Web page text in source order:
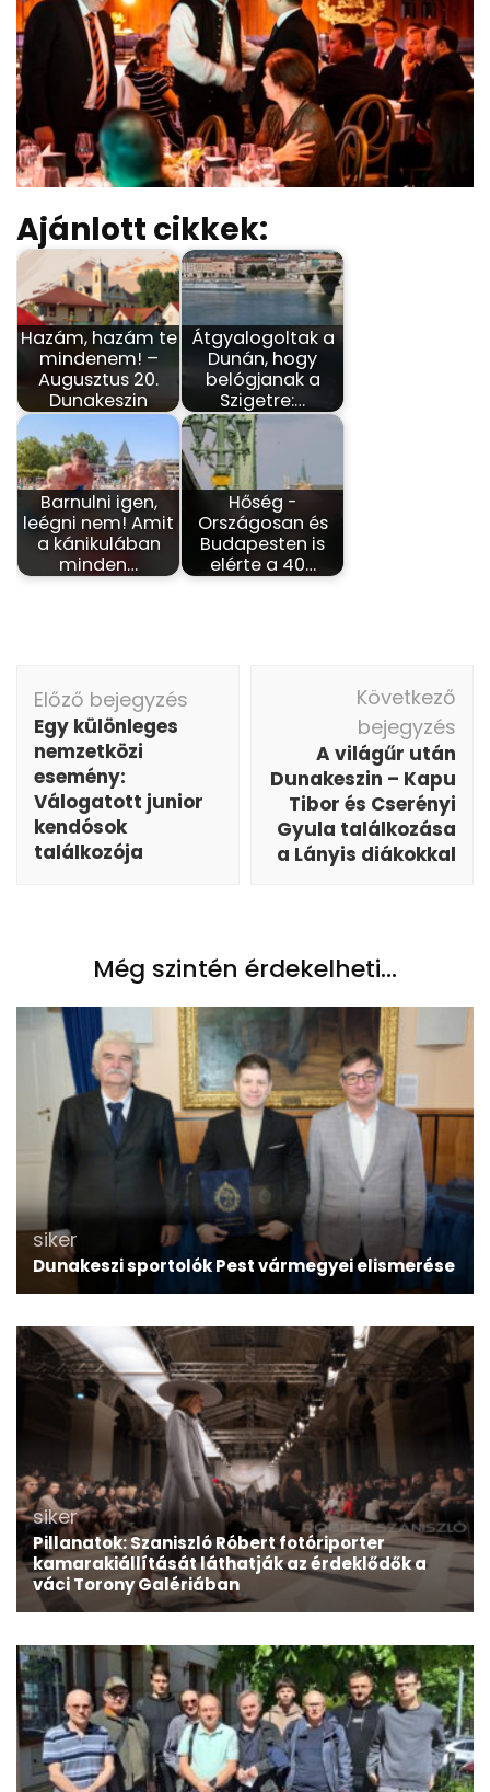
Ajánlott cikkek:
Hazám, hazám te
mindenem! –
Augusztus 20.
Dunakeszin
Átgyalogoltak a
Dunán, hogy
belógjanak a
Szigetre:…
Barnulni igen,
leégni nem! Amit
a kánikulában
minden…
Hőség -
Országosan és
Budapesten is
elérte a 40…
navigáció
Előző bejegyzés
Egy különleges
nemzetközi
esemény:
Válogatott junior
kendósok
találkozója
Következő
bejegyzés
A világűr után
Dunakeszin – Kapu
Tibor és Cserényi
Gyula találkozása
a Lányis diákokkal
Még szintén érdekelheti...
siker
Dunakeszi sportolók Pest vármegyei elismerése
siker
Pillanatok: Szaniszló Róbert fotóriporter
kamarakiállítását láthatják az érdeklődők a
váci Torony Galériában